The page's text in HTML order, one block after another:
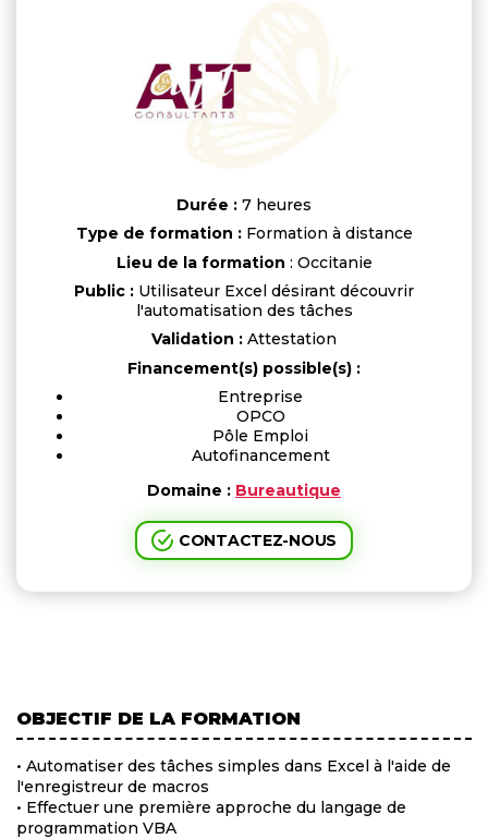
Durée : 7 heures
Type de formation :Formation à distance
Lieu de la formation : Occitanie
Public : Utilisateur Excel désirant découvrir
l'automatisation des tâches
Validation : Attestation
Financement(s) possible(s) :
Entreprise
OPCO
Pôle Emploi
Autofinancement
Domaine : Bureautique
CONTACTEZ-NOUS
OBJECTIF DE LA FORMATION
• Automatiser des tâches simples dans Excel à l'aide de
l'enregistreur de macros
• Effectuer une première approche du langage de
programmation VBA